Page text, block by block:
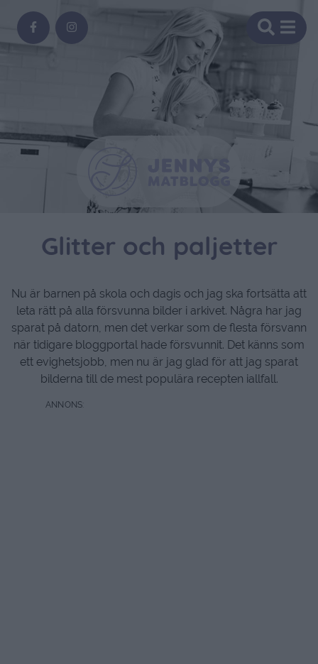
Glitter och paljetter
Nu är barnen på skola och dagis och jag ska fortsätta att
leta rätt på alla försvunna bilder i arkivet. Några har jag
sparat på datorn, men det verkar som de flesta försvann
när tidigare bloggportal hade försvunnit. Det känns som
ett evighetsjobb, men nu är jag glad för att jag sparat
bilderna till de mest populära recepten iallfall.